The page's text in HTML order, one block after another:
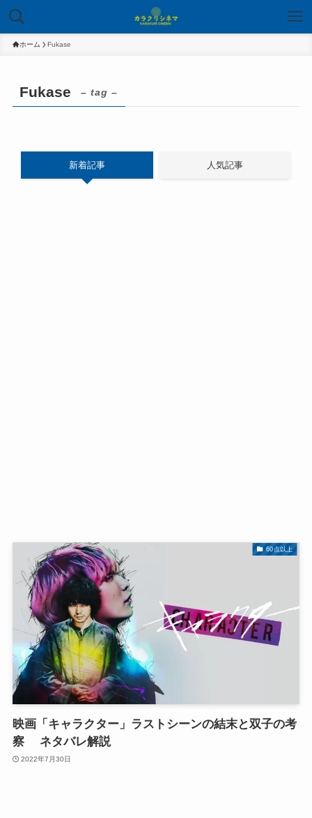
ホーム Fukase
Fukase – tag –
新着記事 人気記事
60点以上
映画「キャラクター」ラストシーンの結末と双子の考
察 ネタバレ解説
2022年7月30日